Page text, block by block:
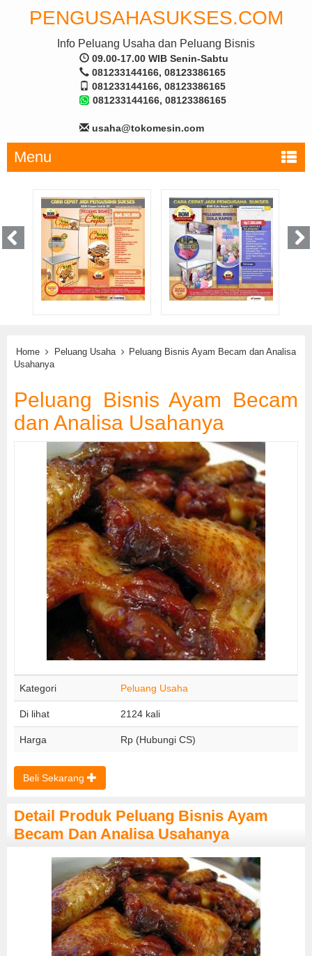
PENGUSAHASUKSES.COM
Info Peluang Usaha dan Peluang Bisnis
09.00-17.00 WIB Senin-Sabtu
081233144166, 08123386165
081233144166, 08123386165
081233144166, 08123386165
usaha@tokomesin.com
Menu
Home Peluang Usaha
Peluang Bisnis Ayam Becam dan Analisa
Usahanya
Peluang Bisnis Ayam Becam
dan Analisa Usahanya
Kategori Peluang Usaha
Di lihat 2124 kali
Harga Rp (Hubungi CS)
Beli Sekarang
Detail Produk Peluang Bisnis Ayam
Becam Dan Analisa Usahanya